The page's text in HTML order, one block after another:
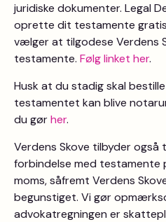
juridiske dokumenter. Legal
oprette dit testamente
vælger at tilgodese Verdens
testamente. Følg linket her.
Husk at du stadig skal
testamentet kan blive
du gørher.
Verdens Skove tilbyder
forbindelse med testamente
moms, såfremt Verdens
begunstiget. Vi gør
advokatregningen er